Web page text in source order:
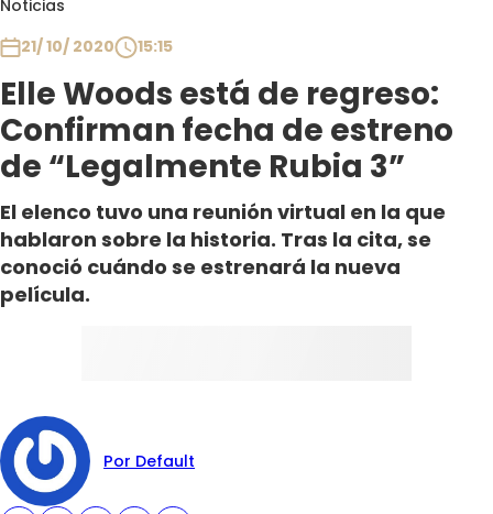
Noticias
21/ 10/ 2020
15:15
Elle Woods está de regreso:
Confirman fecha de estreno
de “Legalmente Rubia 3”
El elenco tuvo una reunión virtual en la que
hablaron sobre la historia. Tras la cita, se
conoció cuándo se estrenará la nueva
película.
Por Default
Club De La Comedia
Contigo en Directo
Plan Perfecto
El Tiempo
Sabingo
Todos Los Programas